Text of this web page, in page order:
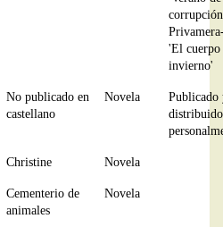
'El
invierno'
No publicado en
castellano
Novela
Publicado
distribuido
Christine Novela
Cementerio de
animales
Novela